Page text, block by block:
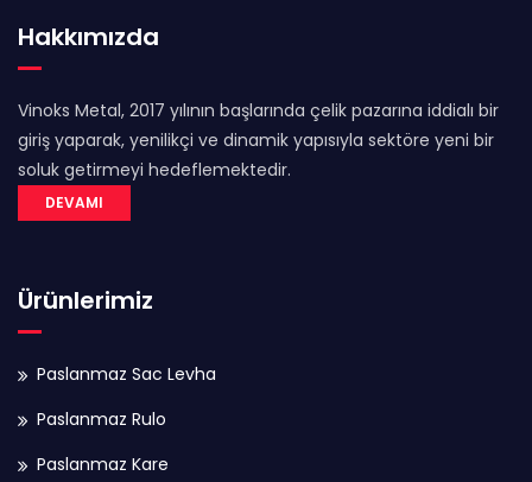
Hakkımızda
Vinoks Metal, 2017 yılının başlarında çelik pazarına iddialı bir
giriş yaparak, yenilikçi ve dinamik yapısıyla sektöre yeni bir
soluk getirmeyi hedeflemektedir.
DEVAMI
Ürünlerimiz
Paslanmaz Sac Levha
Paslanmaz Rulo
Paslanmaz Kare